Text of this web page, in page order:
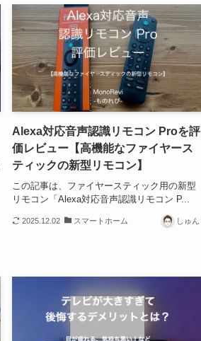
Alexa対応音声認識リモコン Proを評
価レビュー【高機能なファイヤース
ティックの新型リモコン】
この記事は、ファイヤースティック用の新型
リモコン「Alexa対応音声認識リモコン P...
2025.12.02 スマートホーム しゅん